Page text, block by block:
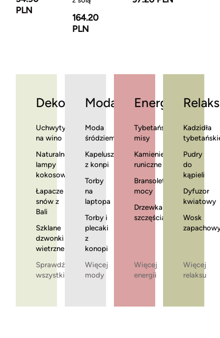
PLN
164.20
PLN
Dekoracje
Uchwyty
na wino
Naturalne
lampy
kokosowe
Łapacze
snów z
Bali
Szklane
dzwonki
wietrzne
Sprawdź
wszystkie
Moda
Moda
śródziemnomorska
Kapelusze
z konpi
Torby
na
laptopa
Torby i
plecaki
z
konopi
Więcej
mody
Energia
Tybetańskie
misy
Kamienie
runiczne
Bransoletki
mocy
Drzewka
szczęścia
Więcej
energii
Relaks
Kadzidła
Pudry
do
kąpieli
Dyfuzor
kwiatowy
Wosk
Więcej
relaksu